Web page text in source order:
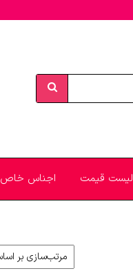
لیست قیمت اجناس خاص